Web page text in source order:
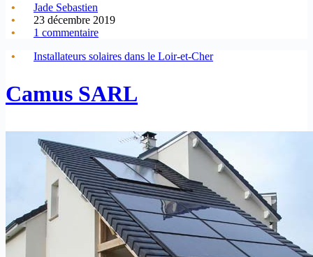
Jade Sebastien
23 décembre 2019
1 commentaire
Installateurs solaires dans le Loir-et-Cher
Camus SARL